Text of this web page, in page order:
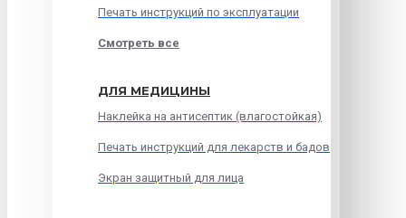
Печать инструкций по эксплуатации
Смотреть все
ДЛЯ МЕДИЦИНЫ
Наклейка на антисептик (влагостойкая)
Печать инструкций для лекарств и бадов
Экран защитный для лица